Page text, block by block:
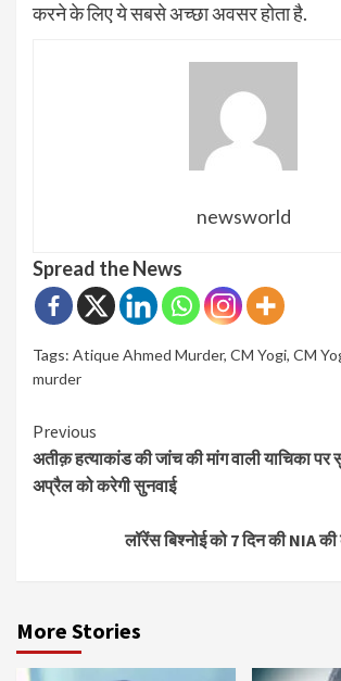
करने के लिए ये सबसे अच्छा अवसर होता है.
newsworld
Spread the News
Tags: Atique Ahmed Murder, CM Yogi, CM
murder
Continue
Reading
Previous
अतीक़ हत्याकांड की जांच की मांग वाली याचिका पर
अप्रैल को करेगी सुनवाई
लॉरेंस बिश्नोई को 7 दिन की NIA
More Stories